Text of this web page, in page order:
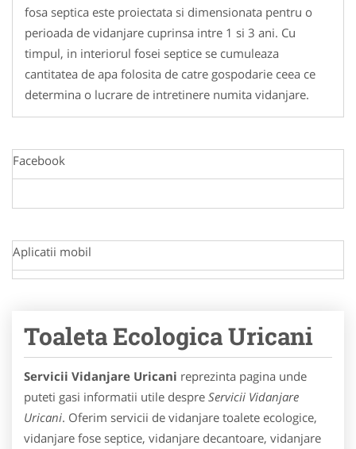
fosa septica este proiectata si dimensionata pentru o
perioada de vidanjare cuprinsa intre 1 si 3 ani. Cu
timpul, in interiorul fosei septice se cumuleaza
cantitatea de apa folosita de catre gospodarie ceea ce
determina o lucrare de intretinere numita vidanjare.
Facebook
Aplicatii mobil
Toaleta Ecologica Uricani
Servicii Vidanjare Uricani reprezinta pagina unde
puteti gasi informatii utile despre Servicii Vidanjare
Uricani. Oferim servicii de vidanjare toalete ecologice,
vidanjare fose septice, vidanjare decantoare, vidanjare